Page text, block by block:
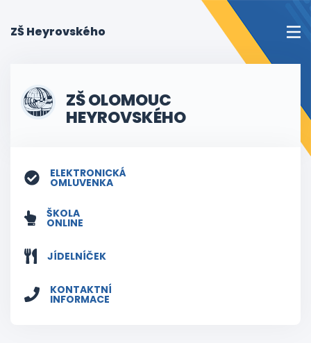
ZŠ Heyrovského
ZŠ OLOMOUC
HEYROVSKÉHO
ELEKTRONICKÁ
OMLUVENKA
ŠKOLA
ONLINE
JÍDELNÍČEK
KONTAKTNÍ
INFORMACE